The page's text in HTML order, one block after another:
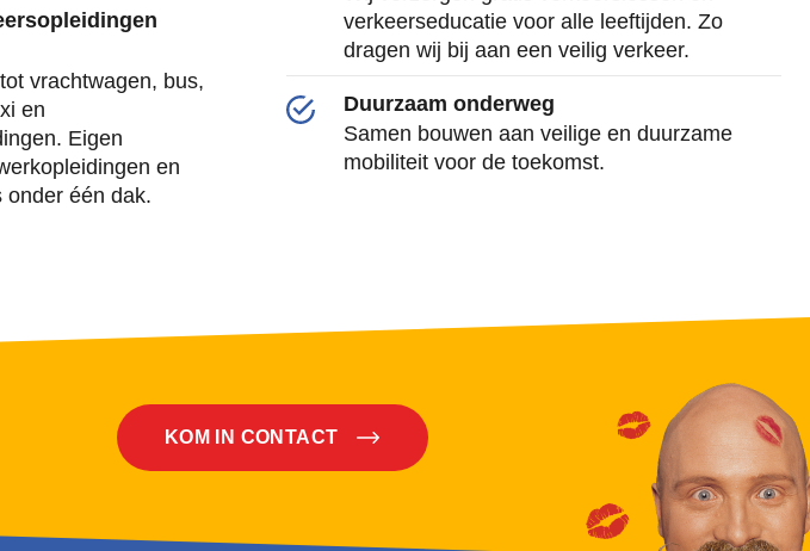
vrachtwagen, bus,
en
Eigen
en
onder één dak.
verkeerseducatie voor alle leeftijden. Zo
dragen wij bij aan een veilig verkeer.
Duurzaam onderweg
Samen bouwen aan veilige en duurzame
mobiliteit voor de toekomst.
KOM IN CONTACT